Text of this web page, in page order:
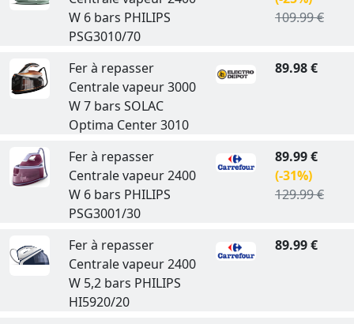
W 6 bars PHILIPS
PSG3010/70
109.99 €
Fer à repasser
Centrale vapeur 3000
W 7 bars SOLAC
Optima Center 3010
89.98 €
Fer à repasser
Centrale vapeur 2400
W 6 bars PHILIPS
PSG3001/30
89.99 €
(-31%)
129.99 €
Fer à repasser
Centrale vapeur 2400
W 5,2 bars PHILIPS
HI5920/20
89.99 €